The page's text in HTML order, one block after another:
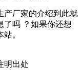
产厂家的介绍到此就
了吗 ？如果你还想
。
明出处